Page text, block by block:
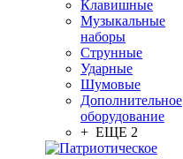
Клавишные
Музыкальные
наборы
Струнные
Ударные
Шумовые
Дополнительное
оборудование
+ ЕЩЕ 2